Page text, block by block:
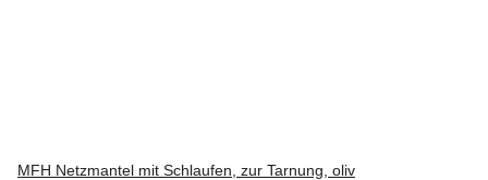
MFH Netzmantel mit Schlaufen, zur Tarnung, oliv